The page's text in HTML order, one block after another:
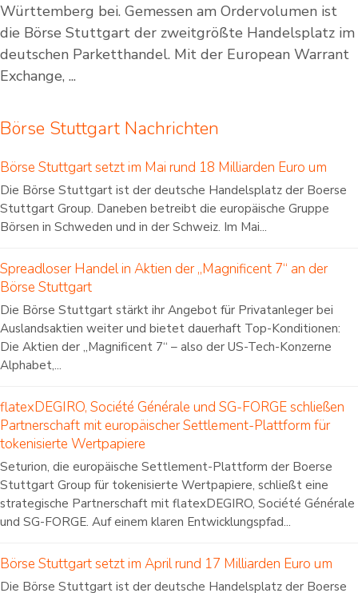
Württemberg bei. Gemessen am Ordervolumen ist
die Börse Stuttgart der zweitgrößte Handelsplatz im
deutschen Parketthandel. Mit der European Warrant
Exchange, ...
Börse Stuttgart Nachrichten
Börse Stuttgart setzt im Mai rund 18 Milliarden Euro um
Die Börse Stuttgart ist der deutsche Handelsplatz der Boerse
Stuttgart Group. Daneben betreibt die europäische Gruppe
Börsen in Schweden und in der Schweiz. Im Mai...
Spreadloser Handel in Aktien der „Magnificent 7“ an der
Börse Stuttgart
Die Börse Stuttgart stärkt ihr Angebot für Privatanleger bei
Auslandsaktien weiter und bietet dauerhaft Top-Konditionen:
Die Aktien der „Magnificent 7“ – also der US-Tech-Konzerne
Alphabet,...
flatexDEGIRO, Société Générale und SG-FORGE schließen
Partnerschaft mit europäischer Settlement-Plattform für
tokenisierte Wertpapiere
Seturion, die europäische Settlement-Plattform der Boerse
Stuttgart Group für tokenisierte Wertpapiere, schließt eine
strategische Partnerschaft mit flatexDEGIRO, Société Générale
und SG-FORGE. Auf einem klaren Entwicklungspfad...
Börse Stuttgart setzt im April rund 17 Milliarden Euro um
Die Börse Stuttgart ist der deutsche Handelsplatz der Boerse